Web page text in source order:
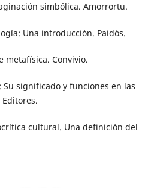
simbólica. Amorrortu.
Una introducción. Paidós.
metafísica. Convivio.
Su significado y funciones en las
cultural. Una definición del